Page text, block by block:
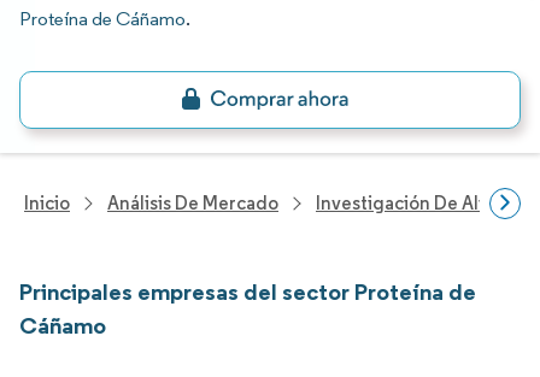
Proteína de Cáñamo.
Inicio Análisis De Mercado Investigación De
Principales empresas del sector Proteína de
Cáñamo